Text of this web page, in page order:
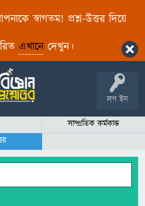
স্বাগতম! প্রশ্ন-উত্তর দিয়ে
এখানেদেখুন।
লগ ইন
সাম্প্রতিক কর্মকান্ড